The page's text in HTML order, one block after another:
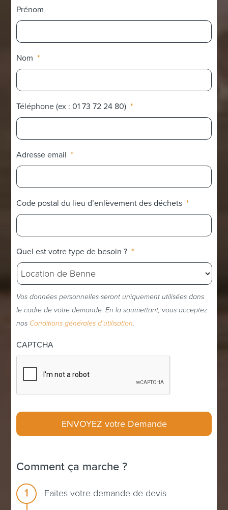
Prénom
Nom *
Téléphone (ex : 01 73 72 24 80) *
Adresse email *
Code postal du lieu d’enlèvement des déchets *
Quel est votre type de besoin ? *
Vos données personnelles seront uniquement utilisées dans
le cadre de votre demande. En la soumettant, vous acceptez
nos Conditions générales d’utilisation.
CAPTCHA
Comment ça marche ?
Faites votre demande de devis